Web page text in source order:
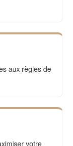
aux règles de
votre